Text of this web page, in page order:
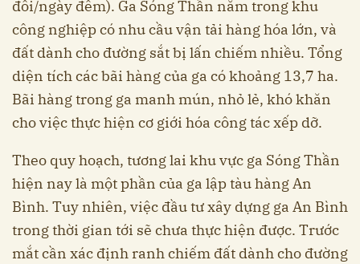
đôi/ngày đêm). Ga Sóng Thần nằm trong khu
công nghiệp có nhu cầu vận tải hàng hóa lớn, và
đất dành cho đường sắt bị lấn chiếm nhiều. Tổng
diện tích các bãi hàng của ga có khoảng 13,7 ha.
Bãi hàng trong ga manh mún, nhỏ lẻ, khó khăn
cho việc thực hiện cơ giới hóa công tác xếp dỡ.
Theo quy hoạch, tương lai khu vực ga Sóng Thần
hiện nay là một phần của ga lập tàu hàng An
Bình. Tuy nhiên, việc đầu tư xây dựng ga An Bình
trong thời gian tới sẽ chưa thực hiện được. Trước
mắt cần xác định ranh chiếm đất dành cho đường